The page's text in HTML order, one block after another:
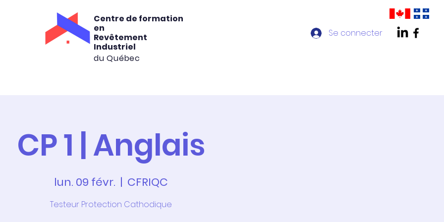
Centre de formation
en
Revêtement
Industriel
du Québec
Se connecter
CP 1 | Anglais
lun. 09 févr.
  |
CFRIQC
Testeur Protection Cathodique